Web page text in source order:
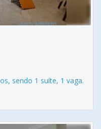
sendo 1 suíte, 1 vaga.